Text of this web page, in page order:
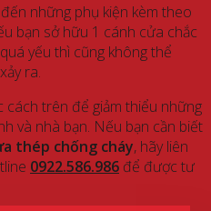
những phụ kiện kèm theo
bạn sở hữu 1 cánh cửa chắc
yếu thì cũng không thể
ra.
cách trên để giảm thiểu những
và nhà bạn. Nếu bạn cần biết
thép chống cháy, hãy liên
0922.586.986 để được tư